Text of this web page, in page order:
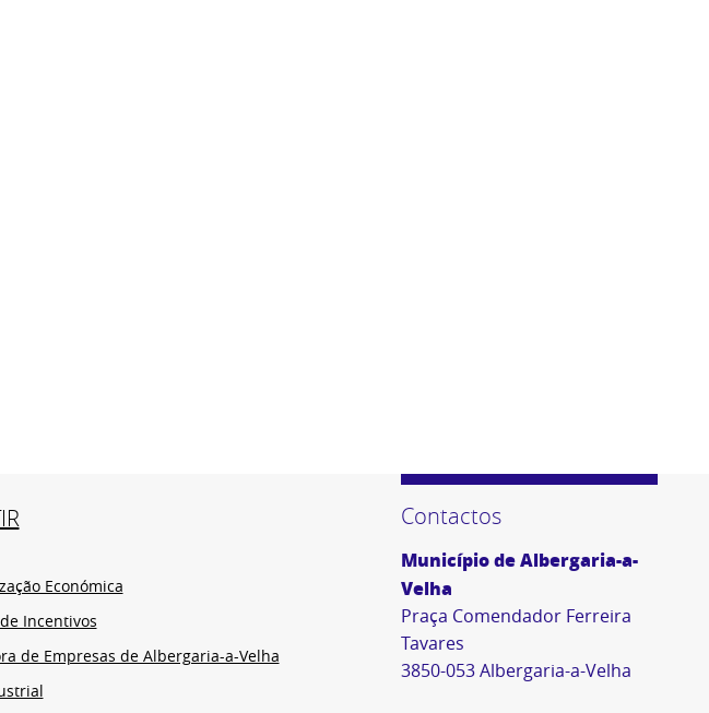
Económica
Incentivos
de Empresas de Albergaria-a-Velha
Contactos
Município de Albergaria-a-
Velha
Praça Comendador Ferreira
Tavares
3850-053 Albergaria-a-Velha